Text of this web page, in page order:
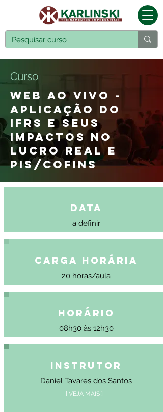
Curso
WEB AO VIVO -
APLICAÇÃO DO
IFRS E SEUS
IMPACTOS NO
LUCRO REAL E
PIS/COFINS
Data
a definir
Carga Horária
20 horas/aula
Horário
08h30 às 12h30
Instrutor
Daniel Tavares dos Santos
[ VEJA MAIS ]